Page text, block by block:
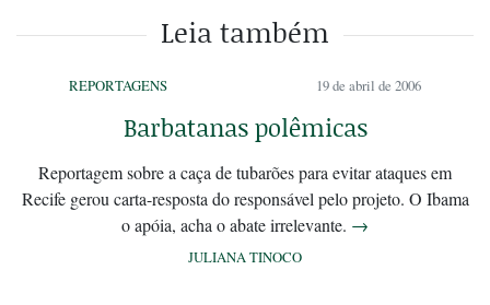
Leia também
REPORTAGENS 19 de abril de 2006
Barbatanas polêmicas
Reportagem sobre a caça de tubarões para evitar ataques em
Recife gerou carta-resposta do responsável pelo projeto. O Ibama
o apóia, acha o abate irrelevante. →
JULIANA TINOCO